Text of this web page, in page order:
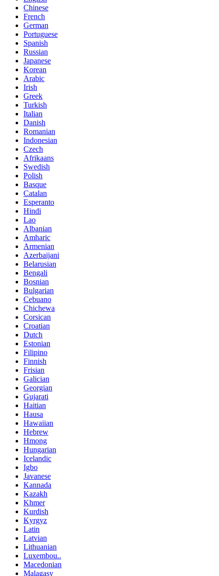
Chinese
French
German
Portuguese
Spanish
Russian
Japanese
Korean
Arabic
Irish
Greek
Turkish
Italian
Danish
Romanian
Indonesian
Czech
Afrikaans
Swedish
Polish
Basque
Catalan
Esperanto
Hindi
Lao
Albanian
Amharic
Armenian
Azerbaijani
Belarusian
Bengali
Bosnian
Bulgarian
Cebuano
Chichewa
Corsican
Croatian
Dutch
Estonian
Filipino
Finnish
Frisian
Galician
Georgian
Gujarati
Haitian
Hausa
Hawaiian
Hebrew
Hmong
Hungarian
Icelandic
Igbo
Javanese
Kannada
Kazakh
Khmer
Kurdish
Kyrgyz
Latin
Latvian
Lithuanian
Luxembou..
Macedonian
Malagasy